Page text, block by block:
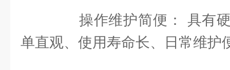
操作维护简便： 具有硬
单直观、使用寿命长、日常维护